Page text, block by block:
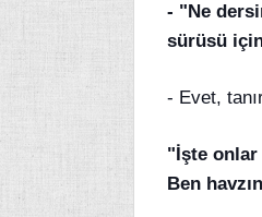
- "Ne
sürüsü
- Evet,
"İşte onlar
Ben